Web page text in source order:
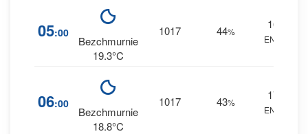
05:00
Bezchmurnie
19.3°C
1017 44%
16
ENE
06:00
Bezchmurnie
18.8°C
1017 43%
17
ENE